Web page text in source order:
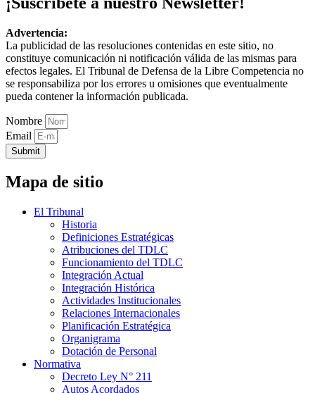
Advertencia:
La publicidad de las resoluciones contenidas en este sitio, no
constituye comunicación ni notificación válida de las mismas para
efectos legales. El Tribunal de Defensa de la Libre Competencia no
se responsabiliza por los errores u omisiones que eventualmente
pueda contener la información publicada.
Nombre
Email
Submit
Mapa de sitio
El Tribunal
Historia
Definiciones Estratégicas
Atribuciones del TDLC
Funcionamiento del TDLC
Integración Actual
Integración Histórica
Actividades Institucionales
Relaciones Internacionales
Planificación Estratégica
Organigrama
Dotación de Personal
Normativa
Decreto Ley N° 211
Autos Acordados